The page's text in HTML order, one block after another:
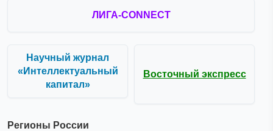
ЛИГА-CONNECT
Научный журнал
«Интеллектуальный
капитал»
Восточный экспресс
Регионы России